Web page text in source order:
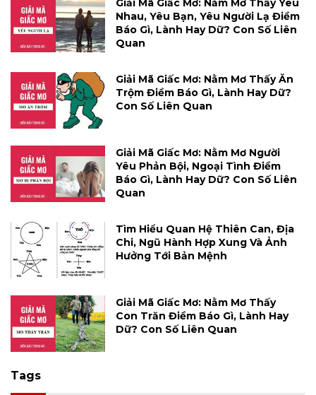
Giải Mã Giấc Mơ: Nằm Mơ Thấy Yêu
Nhau, Yêu Bạn, Yêu Người Lạ Điềm
Báo Gì, Lành Hay Dữ? Con Số Liên
Quan
Giải Mã Giấc Mơ: Nằm Mơ Thấy Ăn
Trộm Điềm Báo Gì, Lành Hay Dữ?
Con Số Liên Quan
Giải Mã Giấc Mơ: Nằm Mơ Người
Yêu Phản Bội, Ngoại Tình Điềm
Báo Gì, Lành Hay Dữ? Con Số Liên
Quan
Tìm Hiểu Quan Hệ Thiên Can, Địa
Chi, Ngũ Hành Hợp Xung Và Ảnh
Hưởng Tới Bản Mệnh
Giải Mã Giấc Mơ: Nằm Mơ Thấy
Con Trăn Điềm Báo Gì, Lành Hay
Dữ? Con Số Liên Quan
Tags